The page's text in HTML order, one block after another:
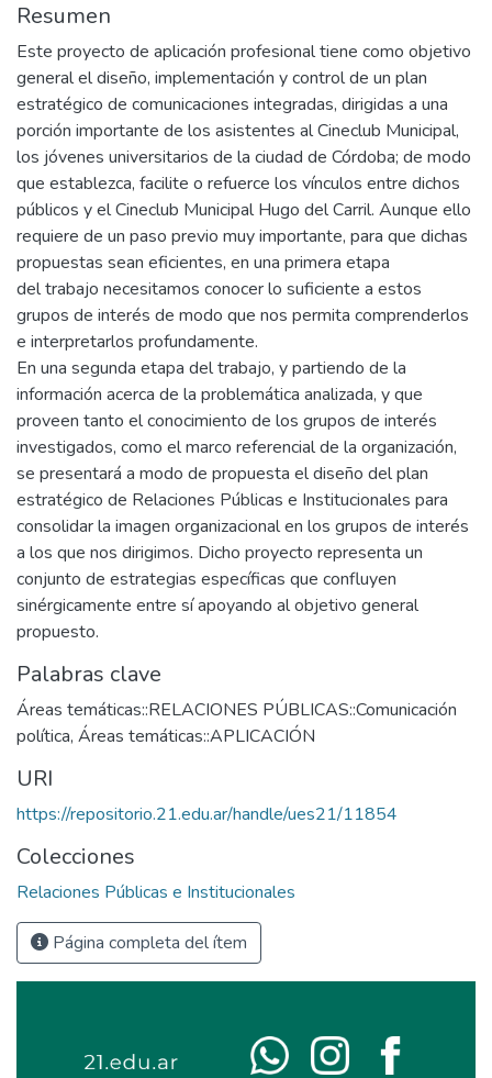
Resumen
Este proyecto de aplicación profesional tiene como objetivo
general el diseño, implementación y control de un plan
estratégico de comunicaciones integradas, dirigidas a una
porción importante de los asistentes al Cineclub Municipal,
los jóvenes universitarios de la ciudad de Córdoba; de modo
que establezca, facilite o refuerce los vínculos entre dichos
públicos y el Cineclub Municipal Hugo del Carril. Aunque ello
requiere de un paso previo muy importante, para que dichas
propuestas sean eficientes, en una primera etapa
del trabajo necesitamos conocer lo suficiente a estos
grupos de interés de modo que nos permita comprenderlos
e interpretarlos profundamente.
En una segunda etapa del trabajo, y partiendo de la
información acerca de la problemática analizada, y que
proveen tanto el conocimiento de los grupos de interés
investigados, como el marco referencial de la organización,
se presentará a modo de propuesta el diseño del plan
estratégico de Relaciones Públicas e Institucionales para
consolidar la imagen organizacional en los grupos de interés
a los que nos dirigimos. Dicho proyecto representa un
conjunto de estrategias específicas que confluyen
sinérgicamente entre sí apoyando al objetivo general
propuesto.
Palabras clave
Áreas temáticas::RELACIONES PÚBLICAS::Comunicación
política, Áreas temáticas::APLICACIÓN
URI
https://repositorio.21.edu.ar/handle/ues21/11854
Colecciones
Relaciones Públicas e Institucionales
Página completa del ítem